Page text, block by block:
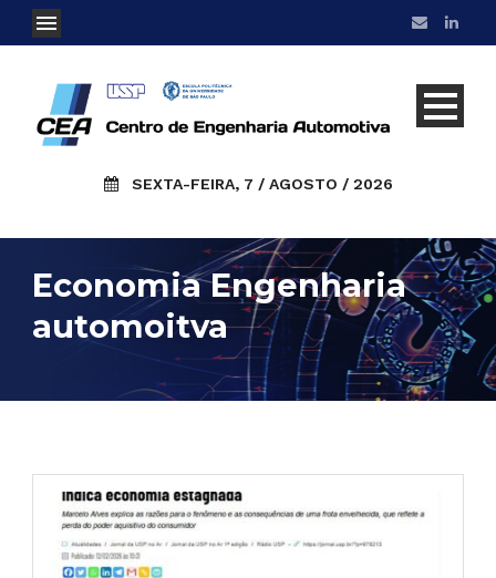
SEXTA-FEIRA, 7 / AGOSTO / 2026
Economia Engenharia
automoitva